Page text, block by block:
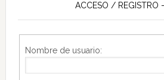
ACCESO / REGISTRO
Nombre de usuario: